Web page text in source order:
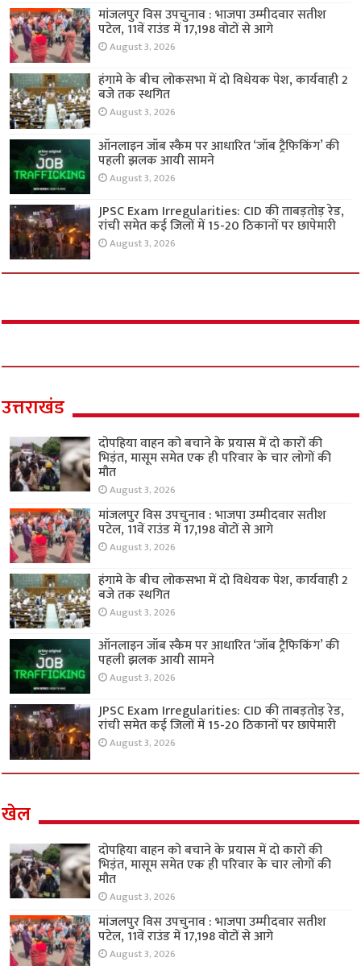
मांजलपुर विस उपचुनाव : भाजपा उम्मीदवार सतीश
पटेल, 11वें राउंड में 17,198 वोटों से आगे
August 3, 2026
हंगामे के बीच लोकसभा में दो विधेयक पेश, कार्यवाही 2
बजे तक स्थगित
August 3, 2026
ऑनलाइन जॉब स्कैम पर आधारित ‘जॉब ट्रैफिकिंग’ की
पहली झलक आयी सामने
August 3, 2026
JPSC Exam Irregularities: CID की ताबड़तोड़ रेड,
रांची समेत कई जिलों में 15-20 ठिकानों पर छापेमारी
August 3, 2026
उत्तराखंड
दोपहिया वाहन को बचाने के प्रयास में दो कारों की
भिड़ंत, मासूम समेत एक ही परिवार के चार लोगों की
मौत
August 3, 2026
मांजलपुर विस उपचुनाव : भाजपा उम्मीदवार सतीश
पटेल, 11वें राउंड में 17,198 वोटों से आगे
August 3, 2026
हंगामे के बीच लोकसभा में दो विधेयक पेश, कार्यवाही 2
बजे तक स्थगित
August 3, 2026
ऑनलाइन जॉब स्कैम पर आधारित ‘जॉब ट्रैफिकिंग’ की
पहली झलक आयी सामने
August 3, 2026
JPSC Exam Irregularities: CID की ताबड़तोड़ रेड,
रांची समेत कई जिलों में 15-20 ठिकानों पर छापेमारी
August 3, 2026
खेल
दोपहिया वाहन को बचाने के प्रयास में दो कारों की
भिड़ंत, मासूम समेत एक ही परिवार के चार लोगों की
मौत
August 3, 2026
मांजलपुर विस उपचुनाव : भाजपा उम्मीदवार सतीश
पटेल, 11वें राउंड में 17,198 वोटों से आगे
August 3, 2026